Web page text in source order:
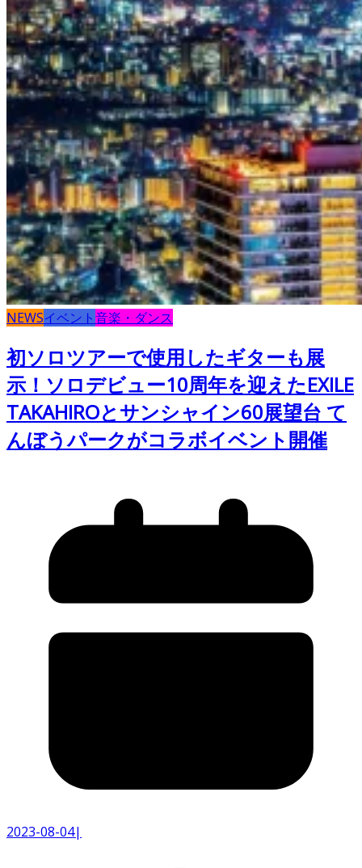
NEWSイベント音楽・ダンス
初ソロツアーで使用したギターも展
示！ソロデビュー10周年を迎えたEXILE
TAKAHIROとサンシャイン60展望台 て
んぼうパークがコラボイベント開催
2023-08-04|